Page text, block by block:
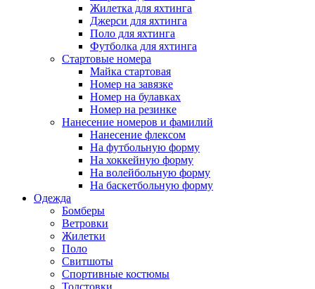
Жилетка для яхтинга
Джерси для яхтинга
Поло для яхтинга
Футболка для яхтинга
Стартовые номера
Майка стартовая
Номер на завязке
Номер на булавках
Номер на резинке
Нанесение номеров и фамилий
Нанесение флексом
На футбольную форму
На хоккейную форму
На волейбольную форму
На баскетбольную форму
Одежда
Бомберы
Ветровки
Жилетки
Поло
Свитшоты
Спортивные костюмы
Толстовки